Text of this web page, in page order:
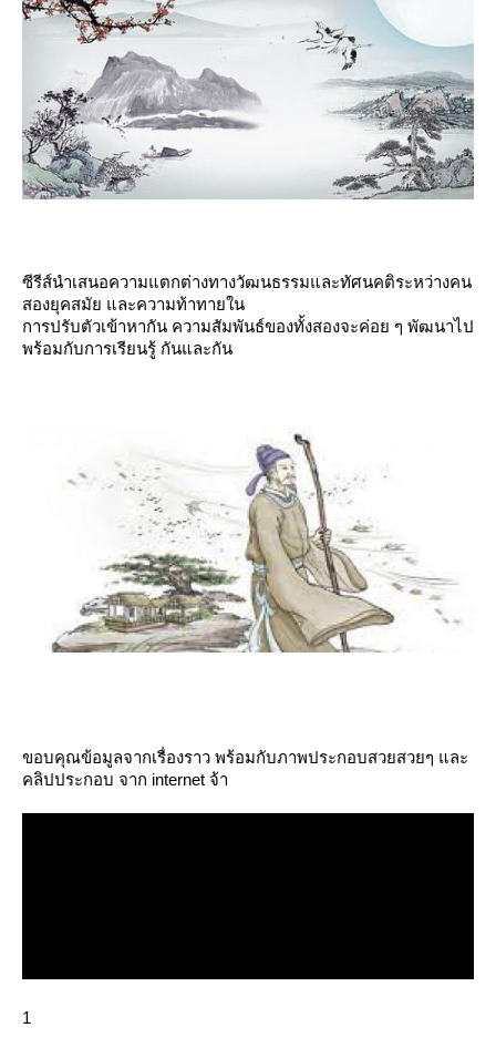
ซีรีส์นำเสนอความแตกต่างทางวัฒนธรรมและทัศนคติระหว่างคน
สองยุคสมัย และความท้าทายใน
การปรับตัวเข้าหากัน ความสัมพันธ์ของทั้งสองจะค่อย ๆ พัฒนาไป
พร้อมกับการเรียนรู้ กันและกัน
ขอบคุณข้อมูลจากเรื่องราว พร้อมกับภาพประกอบสวยสวยๆ และ
คลิปประกอบ จาก internet จ้า
1